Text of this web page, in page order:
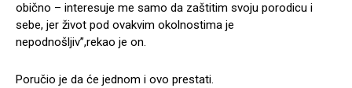
obično – interesuje me samo da zaštitim svoju porodicu i
sebe, jer život pod ovakvim okolnostima je
nepodnošljiv”,rekao je on.
Poručio je da će jednom i ovo prestati.